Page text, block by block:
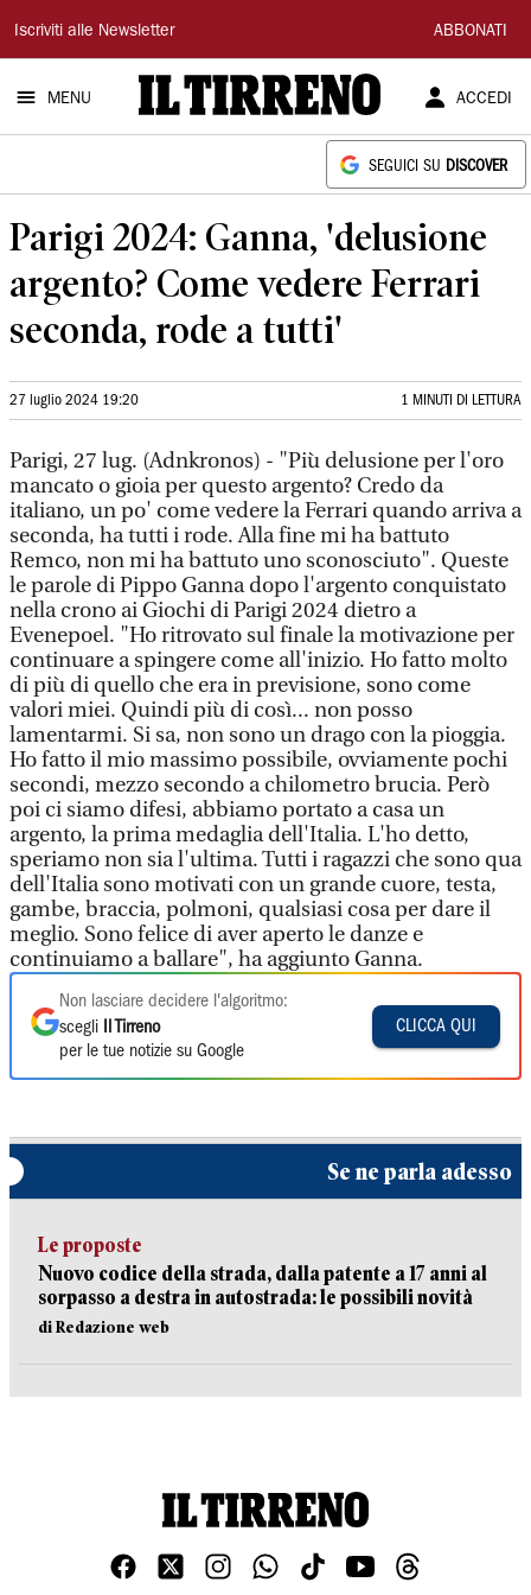
Il
Tirreno
Iscriviti alle Newsletter ABBONATI
MENU ACCEDI
SEGUICI SU DISCOVER
Parigi 2024: Ganna, 'delusione
argento? Come vedere Ferrari
seconda, rode a tutti'
27 luglio 2024 19:20 1 MINUTI DI LETTURA
Parigi, 27 lug. (Adnkronos) - "Più delusione per l'oro
mancato o gioia per questo argento? Credo da
italiano, un po' come vedere la Ferrari quando arriva a
seconda, ha tutti i rode. Alla fine mi ha battuto
Remco, non mi ha battuto uno sconosciuto". Queste
le parole di Pippo Ganna dopo l'argento conquistato
nella crono ai Giochi di Parigi 2024 dietro a
Evenepoel. "Ho ritrovato sul finale la motivazione per
continuare a spingere come all'inizio. Ho fatto molto
di più di quello che era in previsione, sono come
valori miei. Quindi più di così... non posso
lamentarmi. Si sa, non sono un drago con la pioggia.
Ho fatto il mio massimo possibile, ovviamente pochi
secondi, mezzo secondo a chilometro brucia. Però
poi ci siamo difesi, abbiamo portato a casa un
argento, la prima medaglia dell'Italia. L'ho detto,
speriamo non sia l'ultima. Tutti i ragazzi che sono qua
dell'Italia sono motivati con un grande cuore, testa,
gambe, braccia, polmoni, qualsiasi cosa per dare il
meglio. Sono felice di aver aperto le danze e
continuiamo a ballare", ha aggiunto Ganna.
Non lasciare decidere l'algoritmo:
scegli
Il Tirreno
per le tue notizie su Google
CLICCA QUI
Se ne parla adesso
Le proposte
Nuovo codice della strada, dalla patente a 17 anni al
sorpasso a destra in autostrada: le possibili novità
di Redazione web